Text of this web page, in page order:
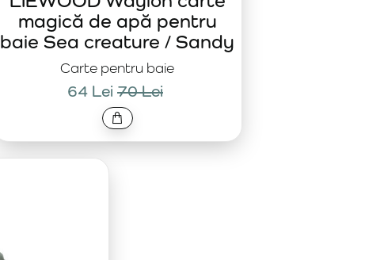
Carte pentru baie
magică de apă pentru
baie Sea creature / Sandy
64 Lei 70 Lei